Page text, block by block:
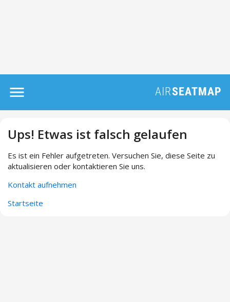
Ups! Etwas ist falsch gelaufen
Es ist ein Fehler aufgetreten. Versuchen Sie, diese Seite zu
aktualisieren oder kontaktieren Sie uns.
Kontakt aufnehmen
Startseite